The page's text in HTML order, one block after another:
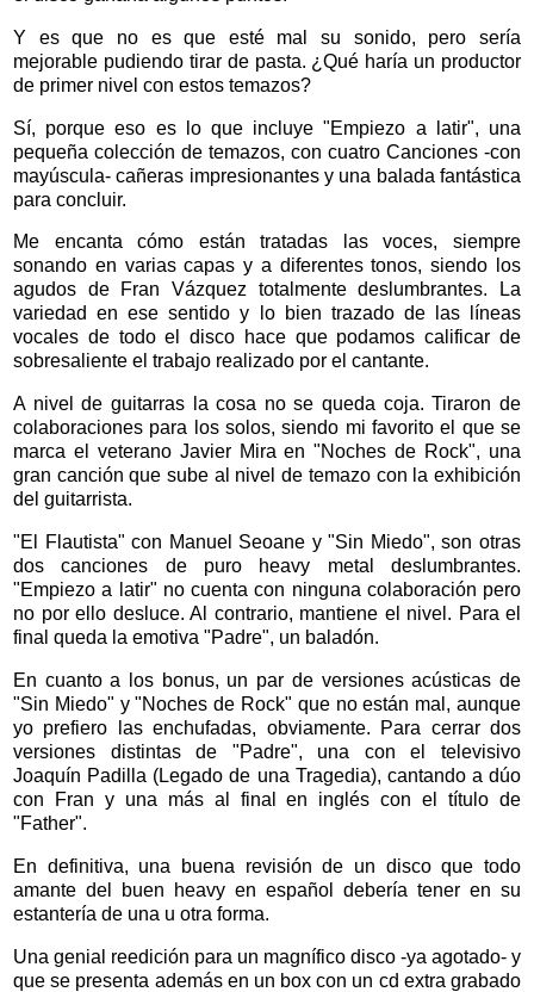
Y es que no es que esté mal su sonido, pero sería
mejorable pudiendo tirar de pasta. ¿Qué haría un productor
de primer nivel con estos temazos?
Sí, porque eso es lo que incluye "Empiezo a latir", una
pequeña colección de temazos, con cuatro Canciones -con
mayúscula- cañeras impresionantes y una balada fantástica
para concluir.
Me encanta cómo están tratadas las voces, siempre
sonando en varias capas y a diferentes tonos, siendo los
agudos de Fran Vázquez totalmente deslumbrantes. La
variedad en ese sentido y lo bien trazado de las líneas
vocales de todo el disco hace que podamos calificar de
sobresaliente el trabajo realizado por el cantante.
A nivel de guitarras la cosa no se queda coja. Tiraron de
colaboraciones para los solos, siendo mi favorito el que se
marca el veterano Javier Mira en "Noches de Rock", una
gran canción que sube al nivel de temazo con la exhibición
del guitarrista.
"El Flautista" con Manuel Seoane y "Sin Miedo", son otras
dos canciones de puro heavy metal deslumbrantes.
"Empiezo a latir" no cuenta con ninguna colaboración pero
no por ello desluce. Al contrario, mantiene el nivel. Para el
final queda la emotiva "Padre", un baladón.
En cuanto a los bonus, un par de versiones acústicas de
"Sin Miedo" y "Noches de Rock" que no están mal, aunque
yo prefiero las enchufadas, obviamente. Para cerrar dos
versiones distintas de "Padre", una con el televisivo
Joaquín Padilla (Legado de una Tragedia), cantando a dúo
con Fran y una más al final en inglés con el título de
"Father".
En definitiva, una buena revisión de un disco que todo
amante del buen heavy en español debería tener en su
estantería de una u otra forma.
Una genial reedición para un magnífico disco -ya agotado- y
que se presenta además en un box con un cd extra grabado